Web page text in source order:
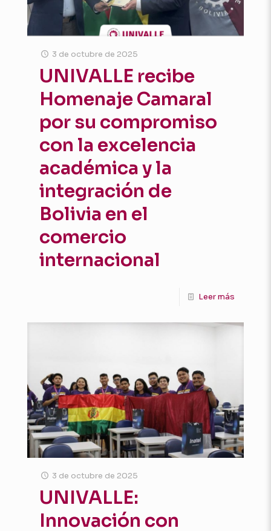
3 de octubre de 2025
UNIVALLE recibe
Homenaje Camaral
por su compromiso
con la excelencia
académica y la
integración de
Bolivia en el
comercio
internacional
Leer más
3 de octubre de 2025
UNIVALLE:
Innovación con